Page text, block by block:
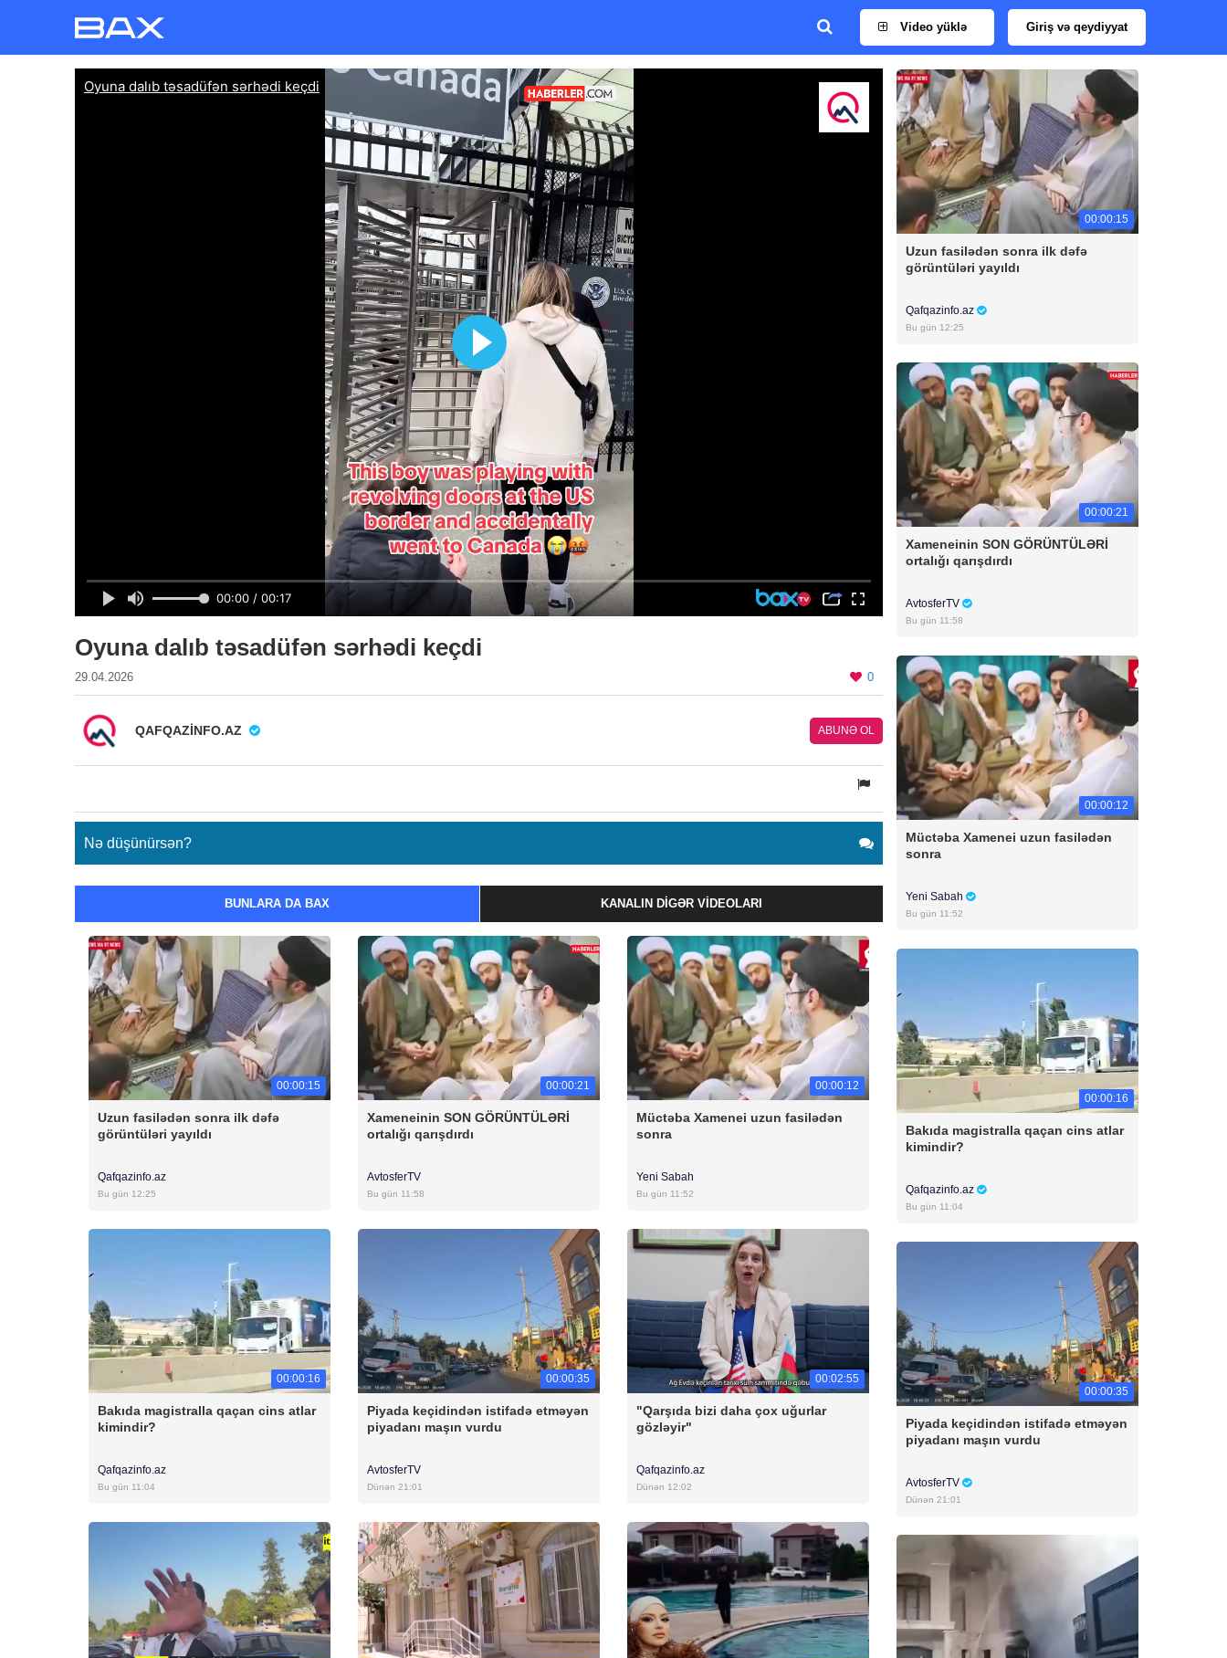
Video yüklə Giriş və qeydiyyat
Oyuna dalıb təsadüfən sərhədi keçdi
29.04.2026 0
QAFQAZINFO.AZ ABUNƏ OL
Nə düşünürsən?
BUNLARA DA BAX KANALIN DIGƏR VIDEOLARI
00:00:15
Uzun fasilədən sonra ilk dəfə
görüntüləri yayıldı
Qafqazinfo.az
Bu gün 12:25
00:00:21
Xameneinin SON GÖRÜNTÜLƏRİ
ortalığı qarışdırdı
AvtosferTV
Bu gün 11:58
00:00:12
Müctəba Xamenei uzun fasilədən
sonra
Yeni Sabah
Bu gün 11:52
00:00:16
Bakıda magistralla qaçan cins atlar
kimindir?
Qafqazinfo.az
Bu gün 11:04
00:00:35
Piyada keçidindən istifadə etməyən
piyadanı maşın vurdu
AvtosferTV
Dünən 21:01
00:02:55
"Qarşıda bizi daha çox uğurlar
gözləyir"
Qafqazinfo.az
Dünən 12:02
00:00:15
Uzun fasilədən sonra ilk dəfə
görüntüləri yayıldı
Qafqazinfo.az
Bu gün 12:25
00:00:21
Xameneinin SON GÖRÜNTÜLƏRİ
ortalığı qarışdırdı
AvtosferTV
Bu gün 11:58
00:00:12
Müctəba Xamenei uzun fasilədən
sonra
Yeni Sabah
Bu gün 11:52
00:00:16
Bakıda magistralla qaçan cins atlar
kimindir?
Qafqazinfo.az
Bu gün 11:04
00:00:35
Piyada keçidindən istifadə etməyən
piyadanı maşın vurdu
AvtosferTV
Dünən 21:01